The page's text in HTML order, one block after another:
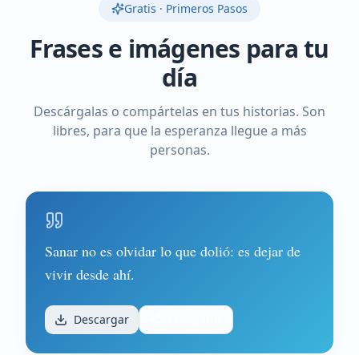
Gratis · Primeros Pasos
Frases e imágenes para tu
día
Descárgalas o compártelas en tus historias. Son
libres, para que la esperanza llegue a más
personas.
Sanar no es olvidar lo que dolió: es dejar de
vivir desde ahí.
Descargar